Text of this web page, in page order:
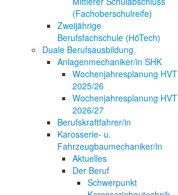
(Fachoberschulreife)
Zweijährige
Berufsfachschule (HöTech)
Duale Berufsausbildung
Anlagenmechaniker/in SHK
Wochenjahresplanung HVT
2025/26
Wochenjahresplanung HVT
2026/27
Berufskraftfahrer/in
Karosserie- u.
Fahrzeugbaumechaniker/in
Aktuelles
Der Beruf
Schwerpunkt